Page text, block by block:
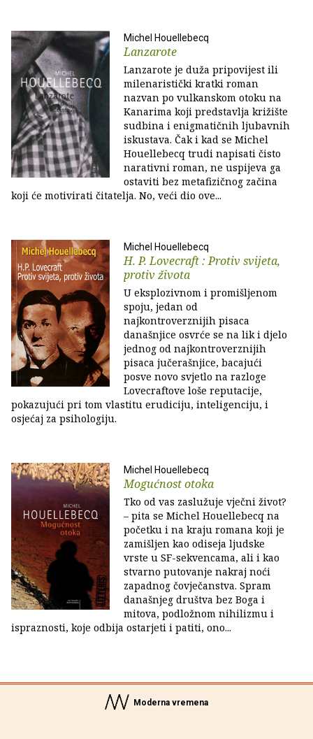
Michel Houellebecq
Lanzarote
Lanzarote je duža pripovijest ili
milenaristički kratki roman
nazvan po vulkanskom otoku na
Kanarima koji predstavlja križište
sudbina i enigmatičnih ljubavnih
iskustava. Čak i kad se Michel
Houellebecq trudi napisati čisto
narativni roman, ne uspijeva ga
ostaviti bez metafizičnog začina
koji će motivirati čitatelja. No, veći dio ove...
Michel Houellebecq
H. P. Lovecraft : Protiv svijeta,
protiv života
U eksplozivnom i promišljenom
spoju, jedan od
najkontroverznijih pisaca
današnjice osvrće se na lik i djelo
jednog od najkontroverznijih
pisaca jučerašnjice, bacajući
posve novo svjetlo na razloge
Lovecraftove loše reputacije,
pokazujući pri tom vlastitu erudiciju, inteligenciju, i
osjećaj za psihologiju.
Michel Houellebecq
Mogućnost otoka
Tko od vas zaslužuje vječni život?
– pita se Michel Houellebecq na
početku i na kraju romana koji je
zamišljen kao odiseja ljudske
vrste u SF-sekvencama, ali i kao
stvarno putovanje nakraj noći
zapadnog čovječanstva. Spram
današnjeg društva bez Boga i
mitova, podložnom nihilizmu i
ispraznosti, koje odbija ostarjeti i patiti, ono...
Moderna vremena